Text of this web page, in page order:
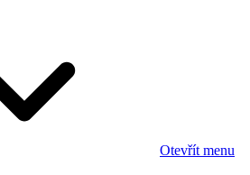
Otevřít menu